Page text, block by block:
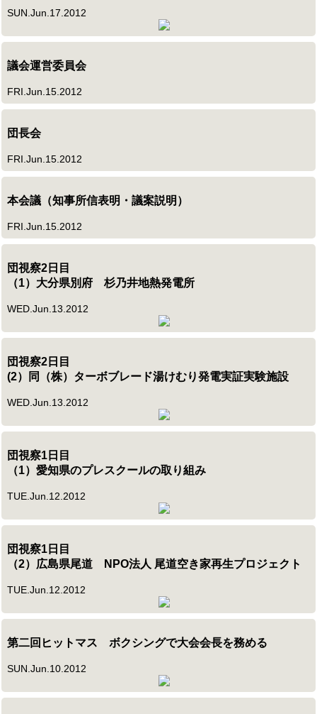
SUN.Jun.17.2012
議会運営委員会
FRI.Jun.15.2012
団長会
FRI.Jun.15.2012
本会議（知事所信表明・議案説明）
FRI.Jun.15.2012
団視察2日目
（1）大分県別府 杉乃井地熱発電所
WED.Jun.13.2012
団視察2日目
(2）同（株）ターボブレード湯けむり発電実証実験施設
WED.Jun.13.2012
団視察1日目
（1）愛知県のプレスクールの取り組み
TUE.Jun.12.2012
団視察1日目
（2）広島県尾道 NPO法人 尾道空き家再生プロジェクト
TUE.Jun.12.2012
第二回ヒットマス ボクシングで大会会長を務める
SUN.Jun.10.2012